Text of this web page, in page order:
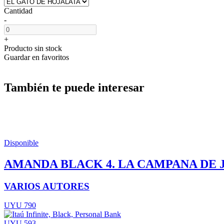
Cantidad
-
+
Producto sin stock
Guardar en favoritos
También te puede interesar
Disponible
AMANDA BLACK 4. LA CAMPANA DE
VARIOS AUTORES
UYU 790